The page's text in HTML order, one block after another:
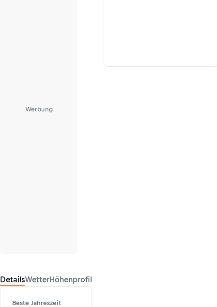
Werbung
DetailsWetterHöhenprofil
Beste Jahreszeit